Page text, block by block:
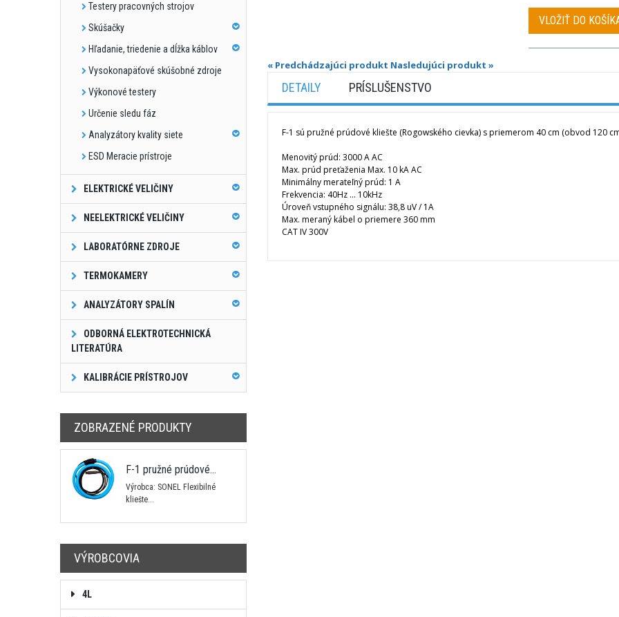
Testery pracovných strojov
Skúšačky
Hľadanie, triedenie a dĺžka káblov
Vysokonapäťové skúšobné zdroje
Výkonové testery
Určenie sledu fáz
Analyzátory kvality siete
ESD Meracie prístroje
ELEKTRICKÉ VELIČINY
NEELEKTRICKÉ VELIČINY
LABORATÓRNE ZDROJE
TERMOKAMERY
ANALYZÁTORY SPALÍN
ODBORNÁ ELEKTROTECHNICKÁ
LITERATÚRA
KALIBRÁCIE PRÍSTROJOV
ZOBRAZENÉ PRODUKTY
F-1 pružné prúdové...
Výrobca: SONEL Flexibilné
kliešte...
VÝROBCOVIA
4L
VLOŽIŤ DO
« Predchádzajúci produkt Nasledujúci produkt »
DETAILY PRÍSLUŠENSTVO
F-1 sú pružné prúdové kliešte (Rogowského cievka) s priemerom 40 cm (obvod 120
Menovitýprúd: 3000AAC
Max. prúd preťaženia Max. 10kAAC
Minimálnymerateľnýprúd: 1 A
Frekvencia: 40Hz ... 10kHz
Úroveňvstupného signálu: 38,8uV/ 1A
Max. meranýkábel o priemere 360mm
CAT IV 300V